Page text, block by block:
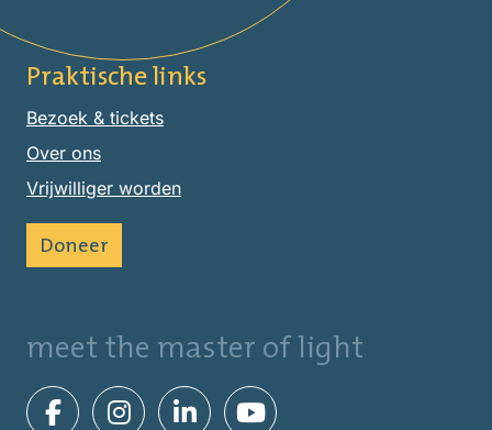
Praktische links
Bezoek & tickets
Over ons
Vrijwilliger worden
Doneer
meet the master of light